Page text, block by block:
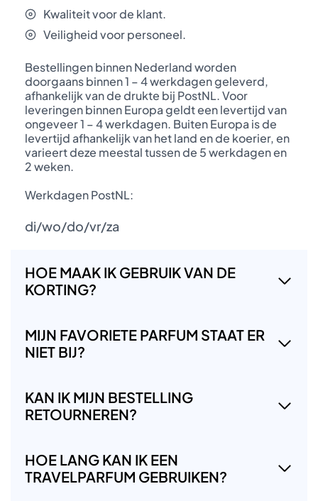
Kwaliteit voor de klant.
Veiligheid voor personeel.
Bestellingen binnen Nederland worden
doorgaans binnen 1 – 4 werkdagen geleverd,
afhankelijk van de drukte bij PostNL. Voor
leveringen binnen Europa geldt een levertijd van
ongeveer 1 – 4 werkdagen. Buiten Europa is de
levertijd afhankelijk van het land en de koerier, en
varieert deze meestal tussen de 5 werkdagen en
2 weken.
Werkdagen PostNL:
di/wo/do/vr/za
HOE MAAK IK GEBRUIK VAN DE
KORTING?
MIJN FAVORIETE PARFUM STAAT ER
NIET BIJ?
KAN IK MIJN BESTELLING
RETOURNEREN?
HOE LANG KAN IK EEN
TRAVELPARFUM GEBRUIKEN?